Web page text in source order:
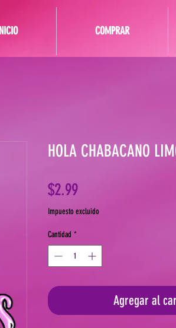
INICIO COMPRAR
HOLA CHABACANO
$2.99Precio
Impuesto excluido
Cantidad *
Agregar al